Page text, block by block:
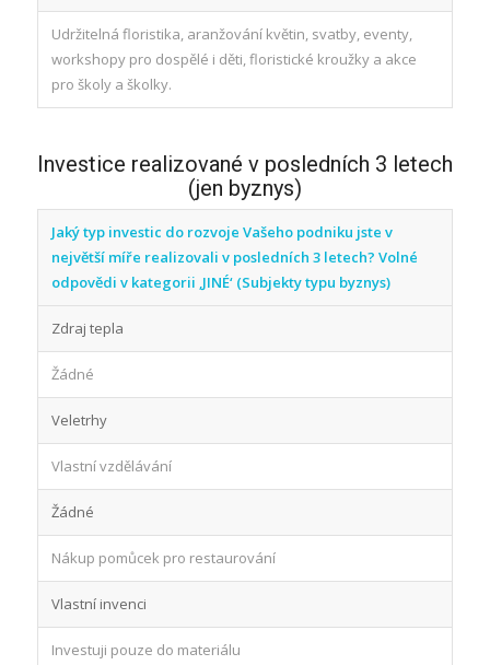
Udržitelná floristika, aranžování květin, svatby, eventy,
workshopy pro dospělé i děti, floristické kroužky a akce
pro školy a školky.
Investice realizované v posledních 3 letech
(jen byznys)
Jaký typ investic do rozvoje Vašeho podniku jste v
největší míře realizovali v posledních 3 letech? Volné
odpovědi v kategorii ‚JINÉ‘ (Subjekty typu byznys)
Zdraj tepla
Žádné
Veletrhy
Vlastní vzdělávání
Žádné
Nákup pomůcek pro restaurování
Vlastní invenci
Investuji pouze do materiálu